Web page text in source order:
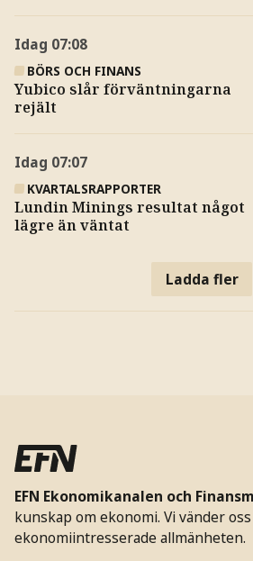
Idag 07:08
BÖRS OCH FINANS
Yubico slår förväntningarna
rejält
Idag 07:07
KVARTALSRAPPORTER
Lundin Minings resultat något
lägre än väntat
Ladda fler
EFN Ekonomikanalen och
kunskap om ekonomi. Vi vänder
ekonomiintresserade allmänheten.